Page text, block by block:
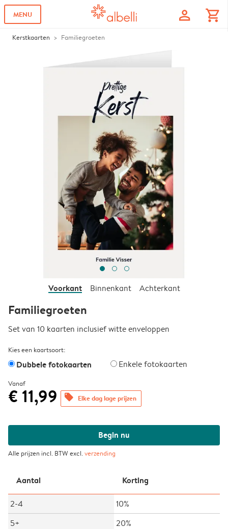
MENU profile shopping_cart
Kerstkaarten Familiegroeten
Voorkant Binnenkant Achterkant
Familiegroeten
Set van 10 kaarten inclusief witte enveloppen
Kies een kaartsoort:
Dubbele fotokaarten Enkele fotokaarten
Vanaf
€ 11,99 offers Elke dag lage prijzen
Begin nu
Alle prijzen incl. BTW excl.verzending
Aantal Korting
2-4
10%
5+
20%